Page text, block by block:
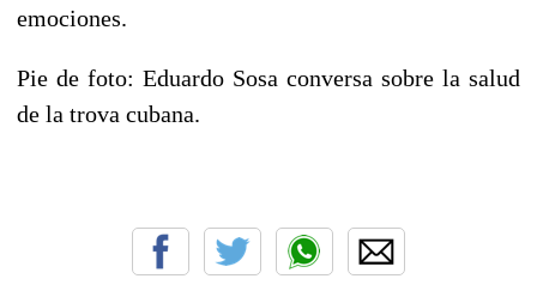
emociones.
Pie de foto: Eduardo Sosa conversa sobre la salud
de la trova cubana.